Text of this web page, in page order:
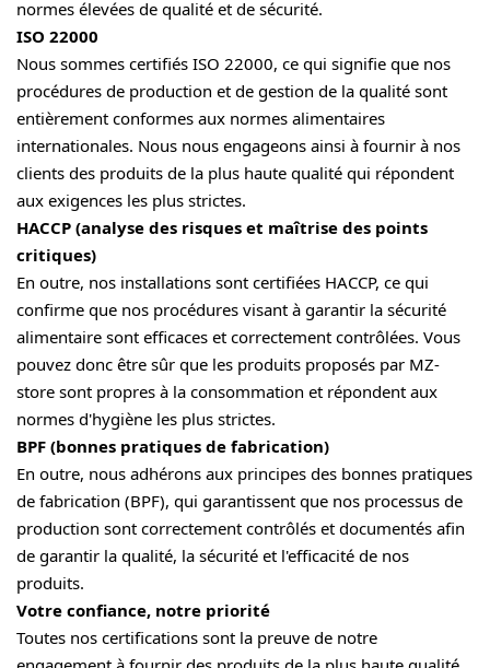
normes élevées de qualité et de sécurité.
ISO 22000
Nous sommes certifiés ISO 22000, ce qui signifie que nos
procédures de production et de gestion de la qualité sont
entièrement conformes aux normes alimentaires
internationales. Nous nous engageons ainsi à fournir à nos
clients des produits de la plus haute qualité qui répondent
aux exigences les plus strictes.
HACCP (analyse des risques et maîtrise des points
critiques)
En outre, nos installations sont certifiées HACCP, ce qui
confirme que nos procédures visant à garantir la sécurité
alimentaire sont efficaces et correctement contrôlées. Vous
pouvez donc être sûr que les produits proposés par MZ-
store sont propres à la consommation et répondent aux
normes d'hygiène les plus strictes.
BPF (bonnes pratiques de fabrication)
En outre, nous adhérons aux principes des bonnes pratiques
de fabrication (BPF), qui garantissent que nos processus de
production sont correctement contrôlés et documentés afin
de garantir la qualité, la sécurité et l'efficacité de nos
produits.
Votre confiance, notre priorité
Toutes nos certifications sont la preuve de notre